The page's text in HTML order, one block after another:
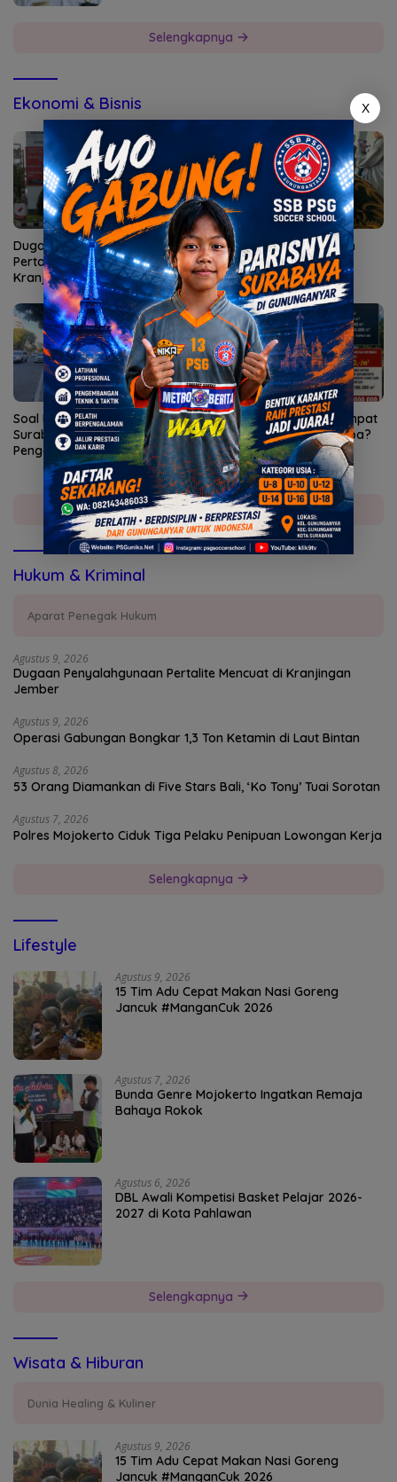
Selengkapnya
Ekonomi & Bisnis
Dugaan Penyalahgunaan
Pertalite Mencuat di
Kranjingan Jember
15 Tim Adu Cepat Makan
Nasi Goreng Jancuk
#ManganCuk 2026
Soal Pagar Tinggi, DPRD
Surabaya Bakal Panggil
Pengelola Mal
Bendungan Sidan Airi Empat
Daerah, Bangli Dapat Apa?
Selengkapnya
Hukum & Kriminal
Aparat Penegak Hukum
Agustus 9, 2026
Dugaan Penyalahgunaan Pertalite Mencuat di Kranjingan
Jember
Agustus 9, 2026
Operasi Gabungan Bongkar 1,3 Ton Ketamin di Laut Bintan
Agustus 8, 2026
53 Orang Diamankan di Five Stars Bali, ‘Ko Tony’ Tuai Sorotan
Agustus 7, 2026
Polres Mojokerto Ciduk Tiga Pelaku Penipuan Lowongan Kerja
Selengkapnya
Lifestyle
Agustus 9, 2026
15 Tim Adu Cepat Makan Nasi Goreng
Jancuk #ManganCuk 2026
Agustus 7, 2026
Bunda Genre Mojokerto Ingatkan Remaja
Bahaya Rokok
Agustus 6, 2026
DBL Awali Kompetisi Basket Pelajar 2026-
2027 di Kota Pahlawan
Selengkapnya
Wisata & Hiburan
Dunia Healing & Kuliner
Agustus 9, 2026
15 Tim Adu Cepat Makan Nasi Goreng
Jancuk #ManganCuk 2026
X